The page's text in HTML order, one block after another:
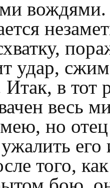
вождями.
удар,
в тот
весь
но отец
того,